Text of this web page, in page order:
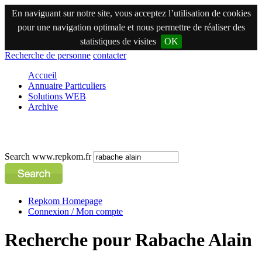
En naviguant sur notre site, vous acceptez l’utilisation de cookies
pour une navigation optimale et nous permettre de réaliser des
statistiques de visites
OK
Recherche de personne contacter
Accueil
Annuaire Particuliers
Solutions WEB
Archive
Search www.repkom.fr
Repkom Homepage
Connexion / Mon compte
Recherche pour Rabache Alain